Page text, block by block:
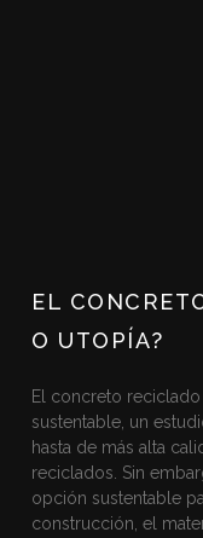
EL
O UTOPÍA?
El concreto
sustentable, un
hasta de más alta
reciclados. Sin
opción sustentable
construcción, el